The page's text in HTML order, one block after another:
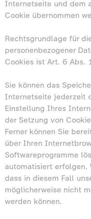
Internetseite und dem
Cookie übernommen
Rechtsgrundlage für
personenbezogener
Cookies ist Art. 6 Abs.
Sie können das
Internetseite jederzeit
Einstellung Ihres
der Setzung von
Ferner können Sie
über Ihren
Softwareprogramme
automatisiert erfolgen.
dass in diesem Fall
möglicherweise nicht
werden können.